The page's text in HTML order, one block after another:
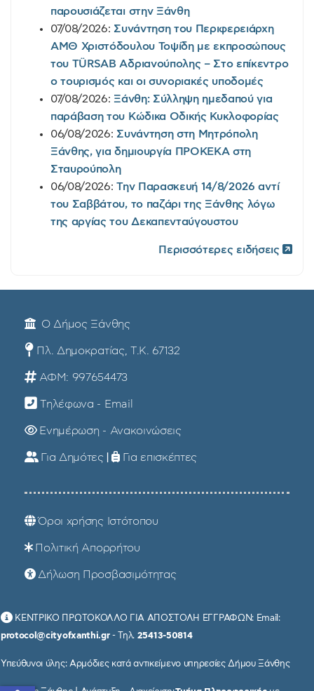
παρουσιάζεται στην Ξάνθη
07/08/2026: Συνάντηση του Περιφερειάρχη
ΑΜΘ Χριστόδουλου Τοψίδη με εκπροσώπους
του TÜRSAB Αδριανούπολης – Στο επίκεντρο
ο τουρισμός και οι συνοριακές υποδομές
07/08/2026: Ξάνθη: Σύλληψη ημεδαπού για
παράβαση του Κώδικα Οδικής Κυκλοφορίας
06/08/2026: Συνάντηση στη Μητρόπολη
Ξάνθης, για δημιουργία ΠΡΟΚΕΚΑ στη
Σταυρούπολη
06/08/2026:Την Παρασκευή 14/8/2026 αντί
του Σαββάτου, το παζάρι της Ξάνθης λόγω
της αργίας του Δεκαπενταύγουστου
Περισσότερες ειδήσεις
Ο Δήμος Ξάνθης
Πλ. Δημοκρατίας, Τ.Κ. 67132
ΑΦΜ: 997654473
Τηλέφωνα - Email
Ενημέρωση - Ανακοινώσεις
Για Δημότες | Για επισκέπτες
Όροι χρήσης Ιστότοπου
Πολιτική Απορρήτου
Δήλωση Προσβασιμότητας
ΚΕΝΤΡΙΚΟ ΠΡΩΤΟΚΟΛΛΟ ΓΙΑ ΑΠΟΣΤΟΛΗ ΕΓΓΡΑΦΩΝ: Email:
protocol@cityofxanthi.gr- Τηλ. 25413-50814
Υπεύθυνοι ύλης: Αρμόδιες κατά αντικείμενο υπηρεσίες Δήμου Ξάνθης